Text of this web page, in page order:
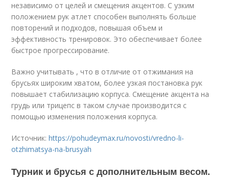
независимо от целей и смещения акцентов. С узким
положением рук атлет способен выполнять больше
повторений и подходов, повышая объем и
эффективность тренировок. Это обеспечивает более
быстрое прогрессирование.
Важно учитывать , что в отличие от отжимания на
брусьях широким хватом, более узкая постановка рук
повышает стабилизацию корпуса. Смещение акцента на
грудь или трицепс в таком случае производится с
помощью изменения положения корпуса.
Источник:https://pohudeymax.ru/novosti/vredno-li-
otzhimatsya-na-brusyah
Турник и брусья с дополнительным весом.